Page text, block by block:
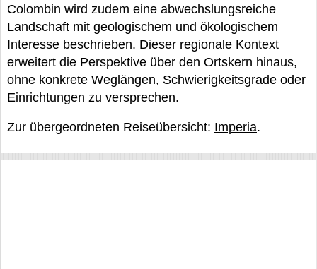
Colombin wird zudem eine abwechslungsreiche
Landschaft mit geologischem und ökologischem
Interesse beschrieben. Dieser regionale Kontext
erweitert die Perspektive über den Ortskern hinaus,
ohne konkrete Weglängen, Schwierigkeitsgrade oder
Einrichtungen zu versprechen.
Zur übergeordneten Reiseübersicht: Imperia.